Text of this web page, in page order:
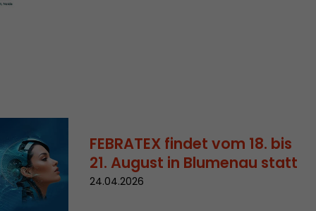
FEBRATEX findet vom 18. bis
21. August in Blumenau statt
24.04.2026
Seite
des